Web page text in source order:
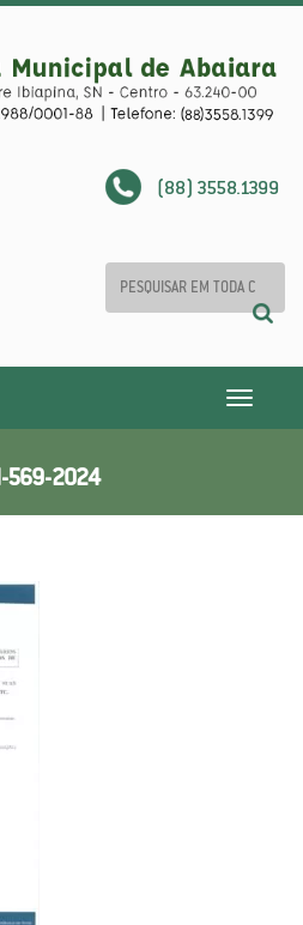
(88) 3558.1399
Toggle
569-2024